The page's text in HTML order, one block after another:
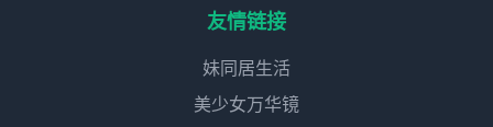
友情链接
妹同居生活
美少女万华镜